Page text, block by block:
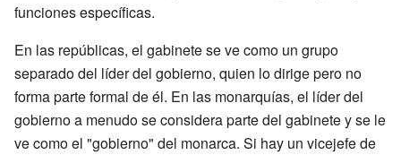
funciones específicas.
En las repúblicas, el gabinete se ve como un grupo
separado del líder del gobierno, quien lo dirige pero no
forma parte formal de él. En las monarquías, el líder del
gobierno a menudo se considera parte del gabinete y se le
ve como el "gobierno" del monarca. Si hay un vicejefe de